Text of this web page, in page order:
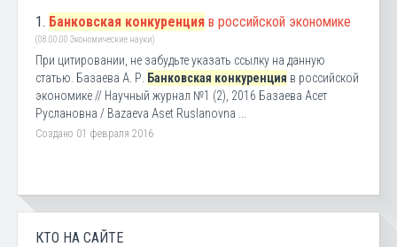
1. Банковская конкуренция в российской экономике
(08.00.00 Экономические науки)
При цитировании, не забудьте указать ссылку на данную
статью. Базаева А. Р.
Банковская конкуренция в российской
экономике // Научный журнал №1 (2), 2016 Базаева Асет
Руслановна / Bazaeva Aset Ruslanovna ...
Создано 01 февраля 2016
КТО НА САЙТЕ